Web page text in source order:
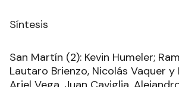
Síntesis
San Martín (2): Kevin Humeler;
Lautaro Brienzo, Nicolás Vaquer y